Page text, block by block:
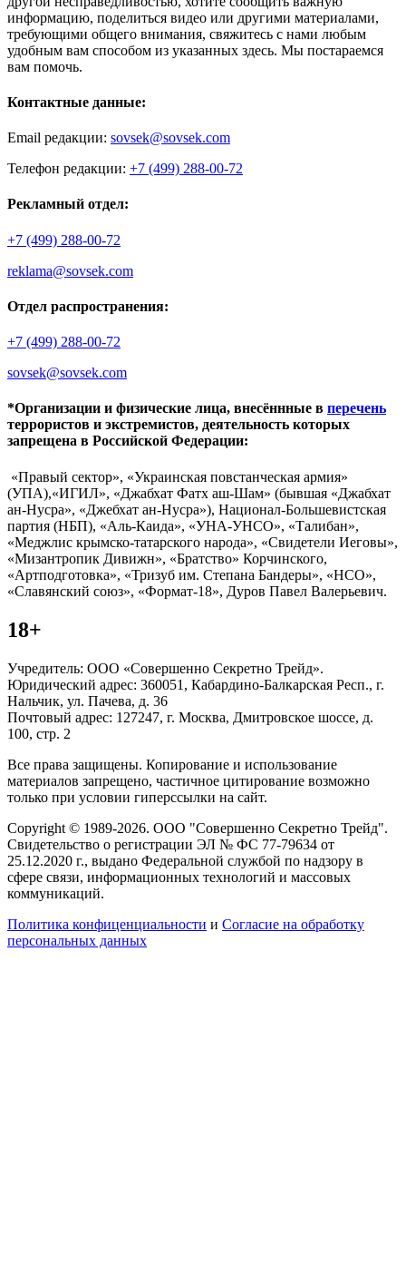
информацию, поделиться видео или другими материалами,
требующими общего внимания, свяжитесь с нами любым
удобным вам способом из указанных здесь. Мы постараемся
вам помочь.
Контактные данные:
Email редакции: sovsek@sovsek.com
Телефон редакции: +7 (499) 288-00-72
Рекламный отдел:
+7 (499) 288-00-72
reklama@sovsek.com
Отдел распространения:
+7 (499) 288-00-72
sovsek@sovsek.com
*Организации и физические лица, внесённные в перечень
террористов и экстремистов, деятельность которых
запрещена в Российской Федерации:
«Правый сектор», «Украинская повстанческая армия»
(УПА),«ИГИЛ», «Джабхат Фатх аш-Шам» (бывшая «Джабхат
ан-Нусра», «Джебхат ан-Нусра»), Национал-Большевистская
партия (НБП), «Аль-Каида», «УНА-УНСО», «Талибан»,
«Меджлис крымско-татарского народа», «Свидетели Иеговы»,
«Мизантропик Дивижн», «Братство» Корчинского,
«Артподготовка», «Тризуб им. Степана Бандеры», «НСО»,
«Славянский союз», «Формат-18», Дуров Павел Валерьевич.
18+
Учредитель: ООО «Совершенно Секретно Трейд».
Юридический адрес: 360051, Кабардино-Балкарская Респ., г.
Нальчик, ул. Пачева, д. 36
Почтовый адрес: 127247, г. Москва, Дмитровское шоссе, д.
100, стр. 2
Все права защищены. Копирование и использование
материалов запрещено, частичное цитирование возможно
только при условии гиперссылки на сайт.
Copyright © 1989-2026. ООО "Совершенно Секретно Трейд".
Свидетельство о регистрации ЭЛ № ФС 77-79634 от
25.12.2020 г., выдано Федеральной службой по надзору в
сфере связи, информационных технологий и массовых
коммуникаций.
Политика конфиценциальности и Согласие на обработку
персональных данных